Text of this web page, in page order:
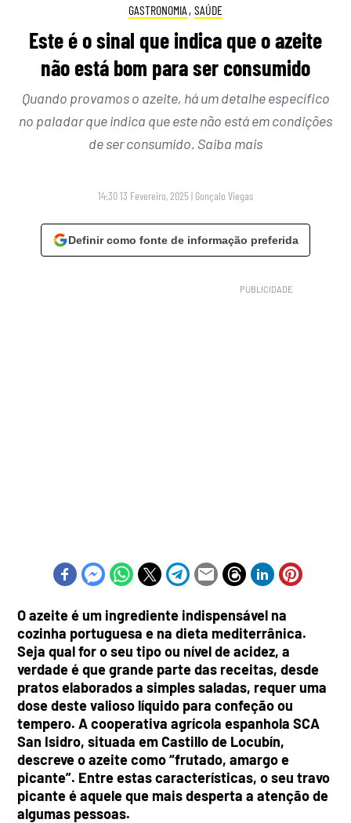
GASTRONOMIA , SAÚDE
Este é o sinal que indica que o azeite
não está bom para ser consumido
Quando provamos o azeite, há um detalhe específico
no paladar que indica que este não está em condições
de ser consumido. Saiba mais
14:30 13 Fevereiro, 2025 | Gonçalo Viegas
Definir como fonte de informação preferida
O azeite é um ingrediente indispensável na
cozinha portuguesa e na dieta mediterrânica.
Seja qual for o seu tipo ou nível de acidez, a
verdade é que grande parte das receitas, desde
pratos elaborados a simples saladas, requer uma
dose deste valioso líquido para confeção ou
tempero. A cooperativa agrícola espanhola SCA
San Isidro, situada em Castillo de Locubín,
descreve o azeite como “frutado, amargo e
picante”. Entre estas características, o seu travo
picante é aquele que mais desperta a atenção de
algumas pessoas.